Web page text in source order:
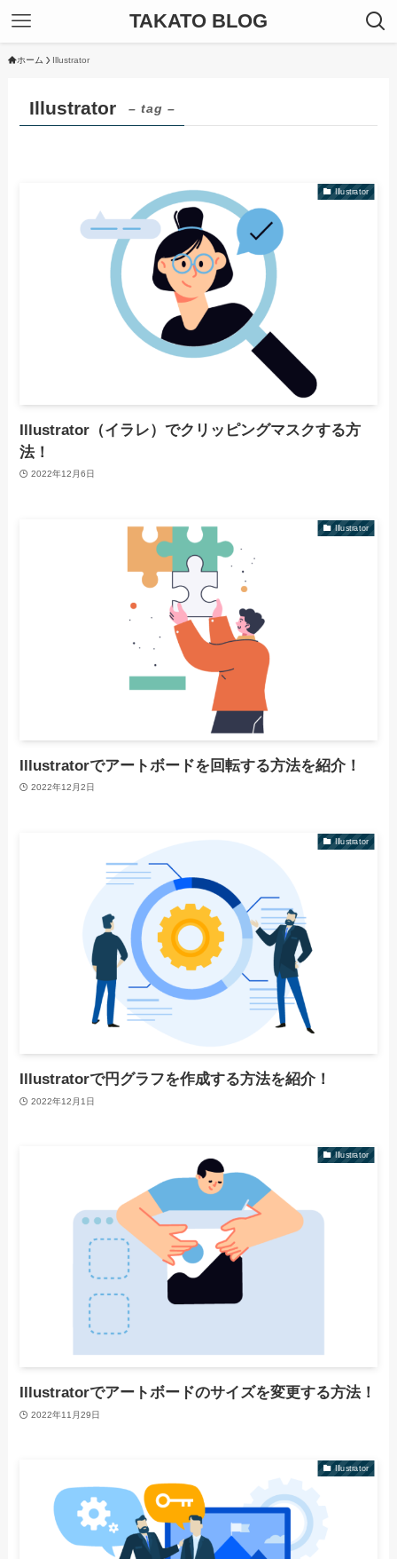
TAKATO BLOG
ホーム Illustrator
Illustrator – tag –
Illustrator
Illustrator（イラレ）でクリッピングマスクする方
法！
2022年12月6日
Illustrator
Illustratorでアートボードを回転する方法を紹介！
2022年12月2日
Illustrator
Illustratorで円グラフを作成する方法を紹介！
2022年12月1日
Illustrator
Illustratorでアートボードのサイズを変更する方法！
2022年11月29日
Illustrator